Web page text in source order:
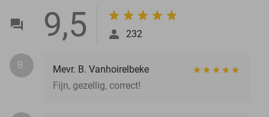
9,5 232
B.
Mevr. B. Vanhoirelbeke
Fijn, gezellig, correct!